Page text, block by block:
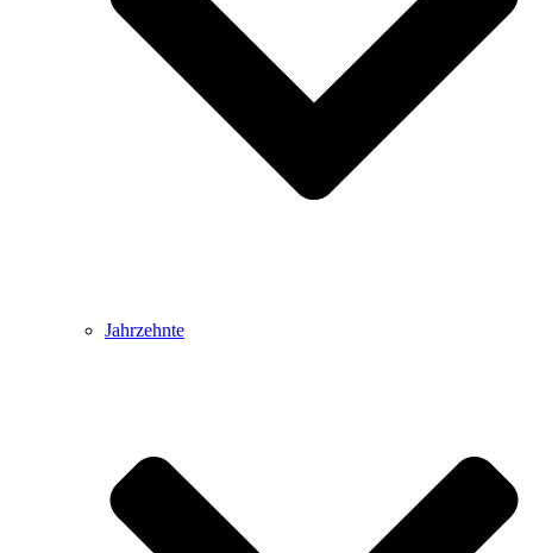
Jahrzehnte